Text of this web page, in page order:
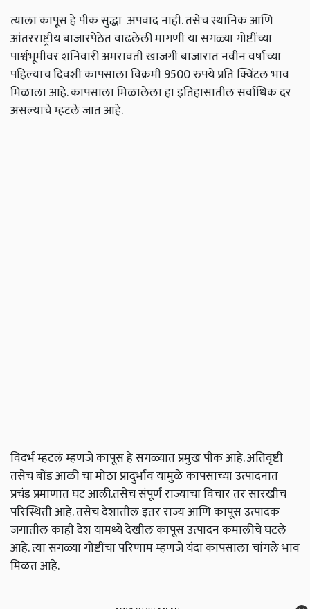
त्याला कापूस हे पीक सुद्धा अपवाद नाही. तसेच स्थानिक आणि
आंतरराष्ट्रीय बाजारपेठेत वाढलेली मागणी या सगळ्या गोष्टींच्या
पार्श्वभूमीवर शनिवारी अमरावती खाजगी बाजारात नवीन वर्षाच्या
पहिल्याच दिवशी कापसाला विक्रमी 9500 रुपये प्रति क्विंटल भाव
मिळाला आहे. कापसाला मिळालेला हा इतिहासातील सर्वाधिक दर
असल्याचे म्हटले जात आहे.
विदर्भ म्हटलं म्हणजे कापूस हे सगळ्यात प्रमुख पीक आहे. अतिवृष्टी
तसेच बोंड आळी चा मोठा प्रादुर्भाव यामुळे कापसाच्या उत्पादनात
प्रचंड प्रमाणात घट आली.तसेच संपूर्ण राज्याचा विचार तर सारखीच
परिस्थिती आहे. तसेच देशातील इतर राज्य आणि कापूस उत्पादक
जगातील काही देश यामध्ये देखील कापूस उत्पादन कमालीचे घटले
आहे. त्या सगळ्या गोष्टींचा परिणाम म्हणजे यंदा कापसाला चांगले भाव
मिळत आहे.